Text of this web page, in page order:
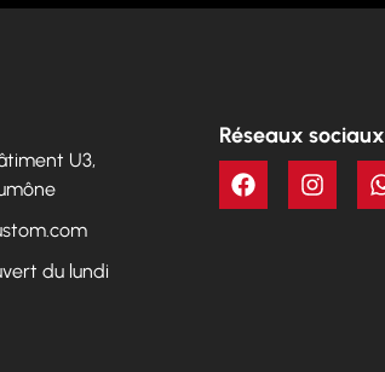
U3,
du lundi
Réseaux sociaux